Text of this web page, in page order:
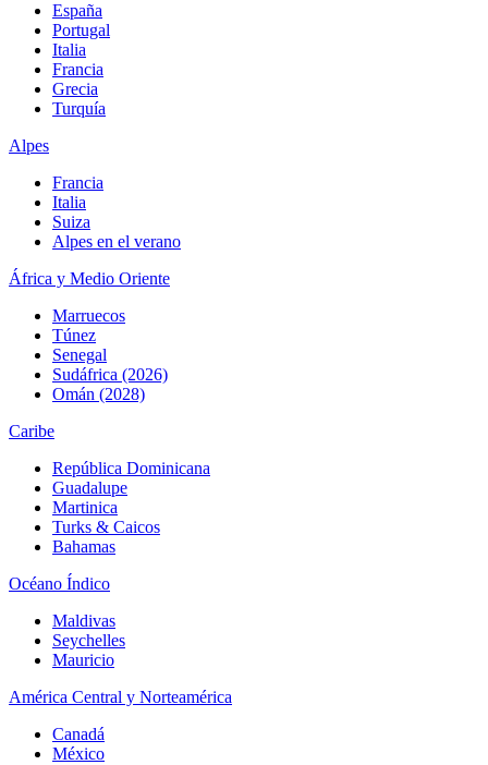
España
Portugal
Italia
Francia
Grecia
Turquía
Alpes
Francia
Italia
Suiza
Alpes en el verano
África y Medio Oriente
Marruecos
Túnez
Senegal
Sudáfrica (2026)
Omán (2028)
Caribe
República Dominicana
Guadalupe
Martinica
Turks & Caicos
Bahamas
Océano Índico
Maldivas
Seychelles
Mauricio
América Central y Norteamérica
Canadá
México